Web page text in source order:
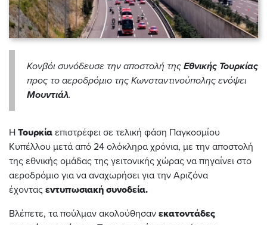
Κονβόι συνόδευσε την αποστολή της Εθνικής Τουρκίας
προς το αεροδρόμιο της Κωνσταντινούπολης ενόψει
Μουντιάλ.
Η Τουρκία επιστρέφει σε τελική φάση Παγκοσμίου
Κυπέλλου μετά από 24 ολόκληρα χρόνια, με την αποστολή
της εθνικής ομάδας της γειτονικής χώρας να πηγαίνει στο
αεροδρόμιο για να αναχωρήσει για την Αριζόνα
έχοντας εντυπωσιακή συνοδεία.
Βλέπετε, τα πούλμαν ακολούθησαν εκατοντάδες